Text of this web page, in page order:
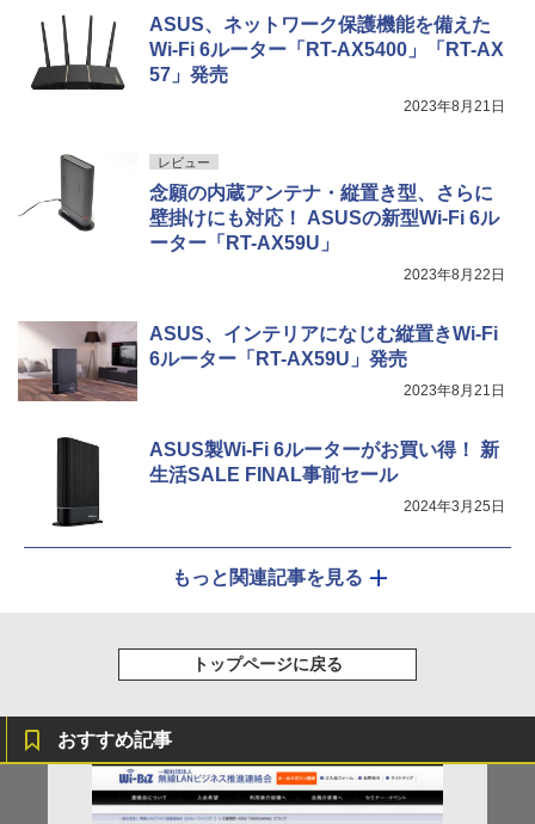
ASUS、ネットワーク保護機能を備えた
Wi-Fi 6ルーター「RT-AX5400」「RT-AX
57」発売
2023年8月21日
レビュー
念願の内蔵アンテナ・縦置き型、さらに
壁掛けにも対応！ ASUSの新型Wi-Fi 6ル
ーター「RT-AX59U」
2023年8月22日
ASUS、インテリアになじむ縦置きWi-Fi
6ルーター「RT-AX59U」発売
2023年8月21日
ASUS製Wi-Fi 6ルーターがお買い得！ 新
生活SALE FINAL事前セール
2024年3月25日
もっと関連記事を見る
トップページに戻る
おすすめ記事